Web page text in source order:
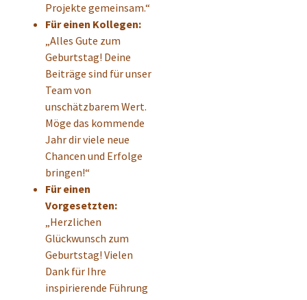
Projekte gemeinsam.“
Für einen Kollegen:
„Alles Gute zum
Geburtstag! Deine
Beiträge sind für unser
Team von
unschätzbarem Wert.
Möge das kommende
Jahr dir viele neue
Chancen und Erfolge
bringen!“
Für einen
Vorgesetzten:
„Herzlichen
Glückwunsch zum
Geburtstag! Vielen
Dank für Ihre
inspirierende Führung